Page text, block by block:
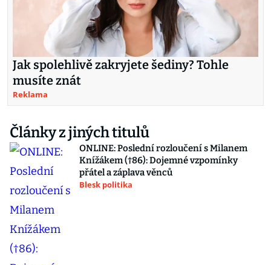
Jak spolehlivě zakryjete šediny? Tohle
musíte znát
Reklama
Články z jiných titulů
ONLINE: Poslední rozloučení s Milanem
Knížákem (†86): Dojemné vzpomínky
přátel a záplava věnců
Blesk politika